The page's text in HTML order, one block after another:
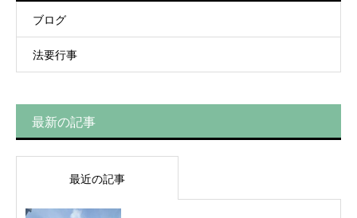
ブログ
法要行事
最新の記事
最近の記事